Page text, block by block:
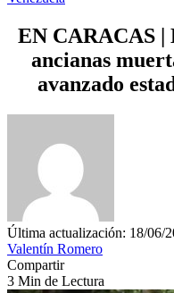
EN CARACAS |
ancianas
avanzado
Última actualización: 18/06/
Valentín Romero
Compartir
3 Min de Lectura